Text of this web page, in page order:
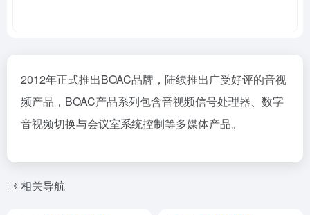
2012年正式推出BOAC品牌，陆续推出广受好评的音视
频产品，BOAC产品系列包含音视频信号处理器、数字
音视频切换与会议室系统控制等多媒体产品。
相关导航